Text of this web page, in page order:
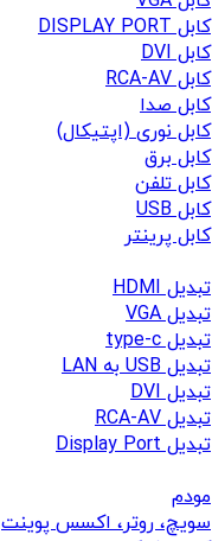
کابل DISPLAY PORT
کابل DVI
کابل RCA-AV
کابل صدا
کابل نوری (اپتیکال)
کابل برق
کابل تلفن
کابل USB
کابل پرینتر
تبدیل HDMI
تبدیل VGA
تبدیل type-c
تبدیل USB به LAN
تبدیل DVI
تبدیل RCA-AV
تبدیل Display Port
مودم
سویچ، روتر، اکسس پوینت